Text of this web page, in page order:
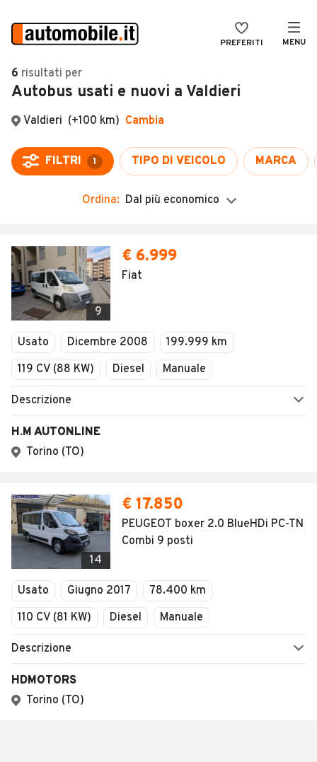
PREFERITI MENU
Auto
Auto usate
Auto Km 0
Auto Nuove
Noleggio a lungo termine
Moto
Camper
Veicoli Commerciali
Concessionari
VENDI
MAGAZINE
ACCEDI
6 risultati per
Autobus usati e nuovi a Valdieri
Valdieri (+100 km) Cambia
FILTRI 1 TIPO DI VEICOLO MARCA
Ordina: Dal più economico